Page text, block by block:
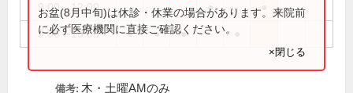
9:00～12:00 ●
9:00～18:00 ● ● ●
お盆(8月中旬)は休診・休業の場合があります。来院前
に必ず医療機関に直接ご確認ください。
×閉じる
備考: 木・土曜AMのみ